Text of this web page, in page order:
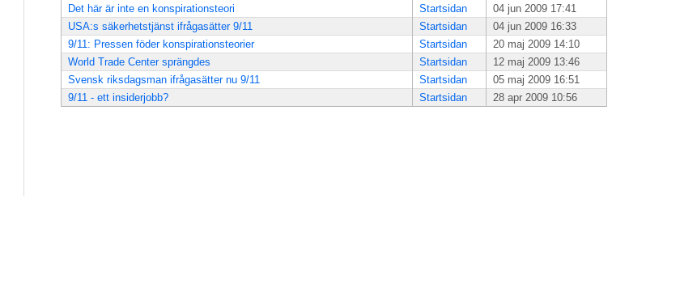
Det här är inte en konspirationsteori
Startsidan
04 jun 2009 17:41
USA:s säkerhetstjänst ifrågasätter 9/11
Startsidan
04 jun 2009 16:33
9/11: Pressen föder konspirationsteorier
Startsidan
20 maj 2009 14:10
World Trade Center sprängdes
Startsidan
12 maj 2009 13:46
Svensk riksdagsman ifrågasätter nu 9/11
Startsidan
05 maj 2009 16:51
9/11 - ett insiderjobb?
Startsidan 28 apr 2009 10:56